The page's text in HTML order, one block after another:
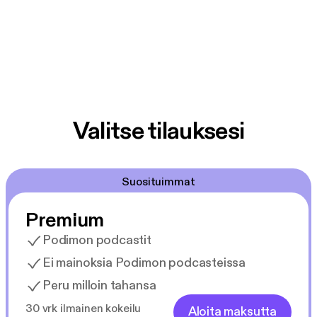
Valitse tilauksesi
Suosituimmat
Premium
Podimon podcastit
Ei mainoksia Podimon podcasteissa
Peru milloin tahansa
30 vrk ilmainen kokeilu
Aloita maksutta